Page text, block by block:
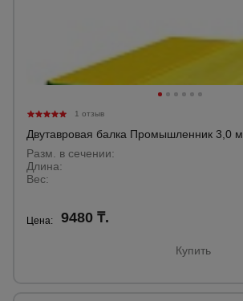
1 отзыв
Двутавровая балка Промышленник 3,0 м
Разм. в сечении:
Длина:
Вес:
Цена: 9480 ₸.
Купить